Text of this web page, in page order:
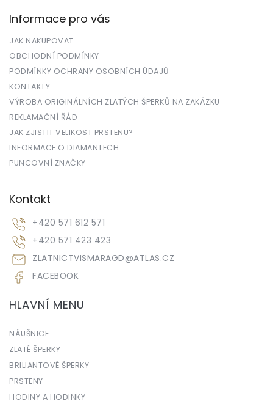
Informace pro vás
JAK NAKUPOVAT
OBCHODNÍ PODMÍNKY
PODMÍNKY OCHRANY OSOBNÍCH ÚDAJŮ
KONTAKTY
VÝROBA ORIGINÁLNÍCH ZLATÝCH ŠPERKŮ NA ZAKÁZKU
REKLAMAČNÍ ŘÁD
JAK ZJISTIT VELIKOST PRSTENU?
INFORMACE O DIAMANTECH
PUNCOVNÍ ZNAČKY
Kontakt
ZLATNICTVISMARAGD@ATLAS.CZ
+420 571 612 571
+420 571 423 423
FACEBOOK
HLAVNÍ MENU
NÁUŠNICE
ZLATÉ ŠPERKY
BRILIANTOVÉ ŠPERKY
PRSTENY
HODINY A HODINKY